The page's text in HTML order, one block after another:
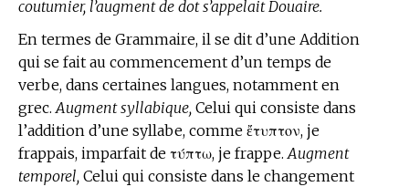
coutumier, l’augment de dot s’appelait Douaire.
En termes de Grammaire, il se dit d’une Addition
qui se fait au commencement d’un temps de
verbe, dans certaines langues, notamment en
grec. Augment syllabique, Celui qui consiste dans
l’addition d’une syllabe, comme ἔτυπτον, je
frappais, imparfait de τύπτω, je frappe. Augment
temporel, Celui qui consiste dans le changement